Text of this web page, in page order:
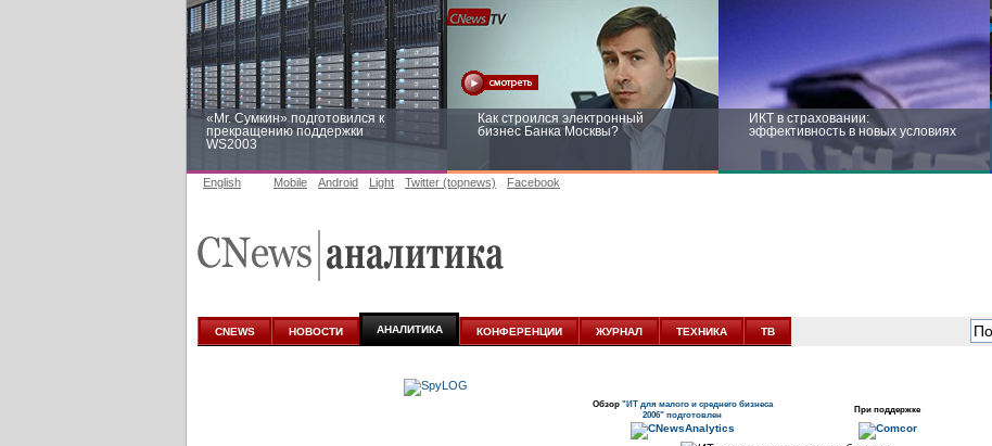
«Mr. Сумкин» подготовился к
прекращению поддержки
WS2003
Как строился электронный
бизнес Банка Москвы?
ИКТ в страховании:
эффективность в новых условиях
аналитике
новых условиях
English Mobile Android Light Twitter (topnews) Facebook
CNEWS НОВОСТИ АНАЛИТИКА КОНФЕРЕНЦИИ ЖУРНАЛ ТЕХНИКА ТВ
Обзор "ИТ для малого и среднего бизнеса
2006" подготовлен
При поддержке